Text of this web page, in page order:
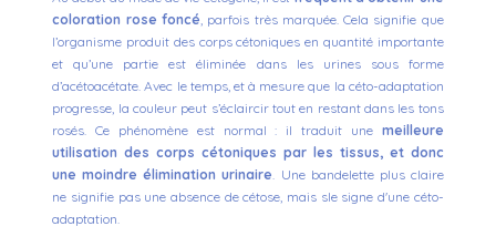
coloration rose foncé, parfois très marquée. Cela signifie que
l’organisme produit des corps cétoniques en quantité importante
et qu’une partie est éliminée dans les urines sous forme
d’acétoacétate.Avec le temps, et à mesure que la céto-adaptation
progresse, la couleur peut s’éclaircir tout en restant dans les tons
rosés. Ce phénomène est normal : il traduit une meilleure
utilisation des corps cétoniques par les tissus, et donc
une moindre élimination urinaire. Une bandelette plus claire
ne signifie pas une absence de cétose, mais sle signe d'une céto-
adaptation.